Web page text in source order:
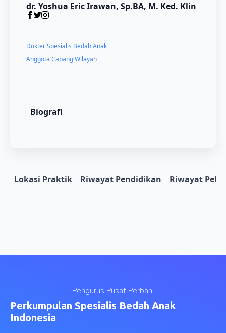
dr. Yoshua Eric Irawan, Sp.BA, M. Ked. Klin
Dokter Spesialis Bedah Anak
Anggota Cabang Wilayah
Biografi
-
Lokasi Praktik Riwayat Pendidikan Riwayat
Pengurus Pusat Perbani
Perkumpulan Spesialis Bedah Anak
Indonesia